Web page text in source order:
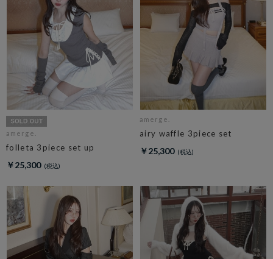
amerge.
folleta 3piece set up
￥25,300
amerge.
airy waffle 3piece set
￥25,300